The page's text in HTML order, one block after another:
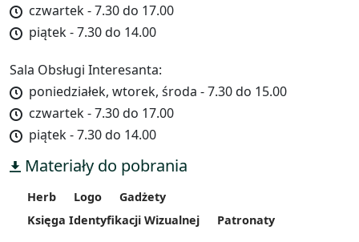
czwartek - 7.30 do 17.00
piątek - 7.30 do 14.00
Sala Obsługi Interesanta:
poniedziałek, wtorek, środa - 7.30 do 15.00
czwartek - 7.30 do 17.00
piątek - 7.30 do 14.00
Materiały do pobrania
Herb Logo
Gadżety
Księga Identyfikacji Wizualnej
Patronaty